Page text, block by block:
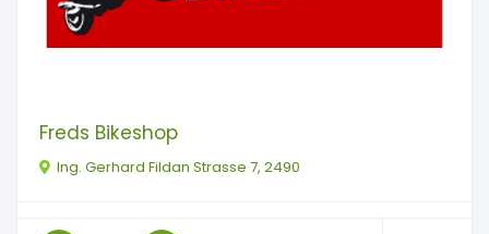
Freds Bikeshop
Ing. Gerhard Fildan Strasse 7, 2490